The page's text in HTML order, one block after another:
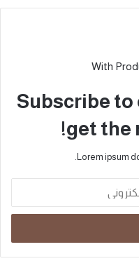
With
Subscribe
get the
Lorem ipsum